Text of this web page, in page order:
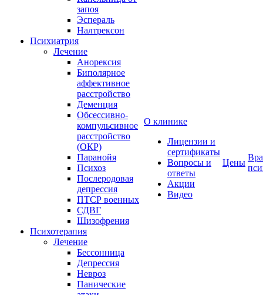
запоя
Эспераль
Налтрексон
Психиатрия
Лечение
Анорексия
Биполярное
аффективное
расстройство
Деменция
Обсессивно-
компульсивное
расстройство
(ОКР)
Паранойя
Психоз
Послеродовая
депрессия
ПТСР военных
СДВГ
Шизофрения
Психотерапия
Лечение
Бессонница
Депрессия
Невроз
Панические
О клинике
Лицензии и
сертификаты
Вопросы и
ответы
Акции
Видео
Цены